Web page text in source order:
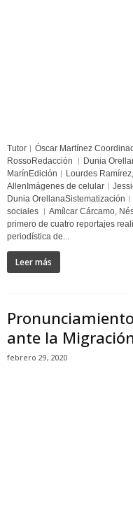
Tutor︱Óscar Martínez
RossoRedacción ︱Dunia
MarínEdición︱Lourdes
AllenImágenes de
Dunia
sociales ︱Amílcar Cárcamo,
primero de cuatro reportajes
periodística de...
Leer más
ante la
febrero 29, 2020